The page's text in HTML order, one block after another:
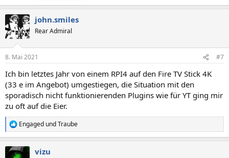
john.smiles
Rear Admiral
8. Mai 2021 #7
Ich bin letztes Jahr von einem RPI4 auf den Fire TV Stick 4K
(33 e im Angebot) umgestiegen, die Situation mit den
sporadisch nicht funktionierenden Plugins wie für YT ging mir
zu oft auf die Eier.
R
e
k
Engaged undTraube
vizu